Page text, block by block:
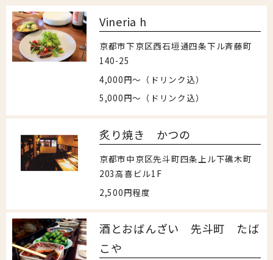
Vineria h
京都市下京区西石垣通四条下ル斉藤町
140-25
4,000円～（ドリンク込）
5,000円～（ドリンク込）
炙り焼き かつの
京都市中京区先斗町四条上ル下礁木町
203高喜ビル1F
2,500円程度
酒とおばんざい 先斗町 たば
こや